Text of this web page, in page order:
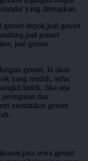
yang ditetapkan.
genset. Ia akan
yang rendah, suhu
listrik. Jika ada
dan
mematikan genset